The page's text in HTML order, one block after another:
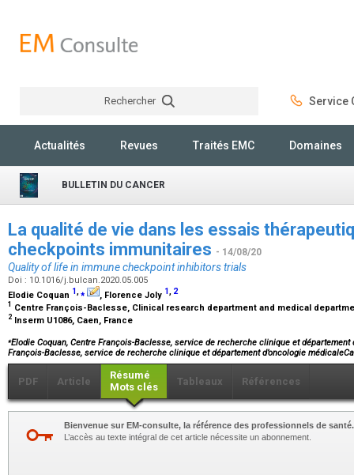
Rechercher Service
Actualités Revues Traités EMC Domaines
BULLETIN DU CANCER
La qualité de vie dans les essais
checkpoints immunitaires - 14/08/20
Quality of life in immune checkpoint inhibitors trials
Doi : 10.1016/j.bulcan.2020.05.005
Elodie Coquan 1,⁎ , Florence Joly 1, 2
1 Centre François-Baclesse, Clinical research department and medical
2 Inserm U1086, Caen, France
⁎Elodie Coquan, Centre François-Baclesse, service de recherche clinique et département
François-Baclesse, service de recherche clinique et département d’oncologie
PDF Article
Résumé
Mots clés
Tableaux Références
Bienvenue sur EM-consulte, la référence des professionnels de santé.
L’accès au texte intégral de cet article nécessite un abonnement.